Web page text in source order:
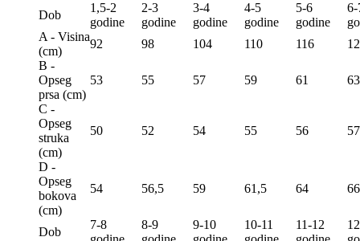
Dob
1,5-2
godine
2-3
godine
3-4
godine
4-5
godine
5-6
godine
6-
A - Visina
(сm)
92 98 104 110 116
B -
Opseg
prsa (сm)
53 55 57 59 61 63
C -
Opseg
struka
(сm)
50 52 54 55 56 57
D -
Opseg
bokova
(сm)
54 56,5 59 61,5 64 66
Dob
7-8
8-9
9-10
10-11
11-12